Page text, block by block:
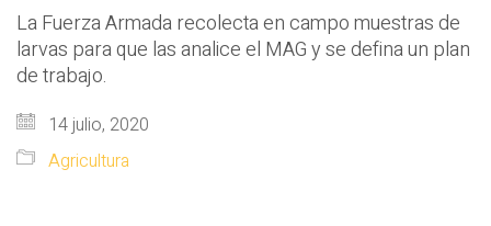
La Fuerza Armada recolecta en campo muestras de
larvas para que las analice el MAG y se defina un plan
de trabajo.
14 julio, 2020
Agricultura